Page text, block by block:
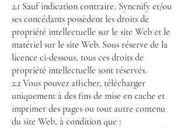
2.1 Sauf indication contraire, Syncnify et/ou
ses concédants possèdent les droits de
propriété intellectuelle sur le site Web et le
matériel sur le site Web. Sous réserve de la
licence ci-dessous, tous ces droits de
propriété intellectuelle sont réservés.
2.2 Vous pouvez afficher, télécharger
uniquement à des fins de mise en cache et
imprimer des pages ou tout autre contenu
du site Web, à condition que :